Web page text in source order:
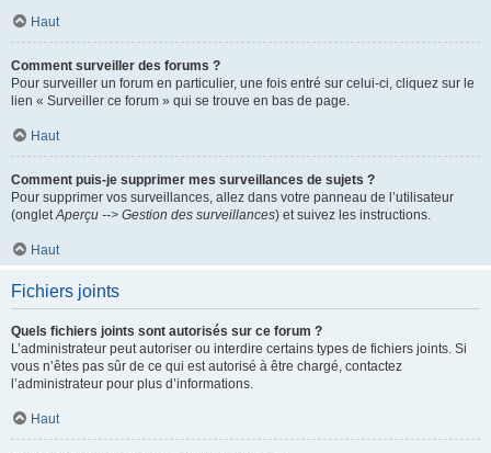
Haut
Comment surveiller des forums ?
Pour surveiller un forum en particulier, une fois entré sur celui-ci, cliquez sur le
lien « Surveiller ce forum » qui se trouve en bas de page.
Haut
Comment puis-je supprimer mes surveillances de sujets ?
Pour supprimer vos surveillances, allez dans votre panneau de l’utilisateur
(ongletAperçu --> Gestion des surveillances) et suivez les instructions.
Haut
Fichiers joints
Quels fichiers joints sont autorisés sur ce forum ?
L’administrateur peut autoriser ou interdire certains types de fichiers joints. Si
vous n’êtes pas sûr de ce qui est autorisé à être chargé, contactez
l’administrateur pour plus d’informations.
Haut